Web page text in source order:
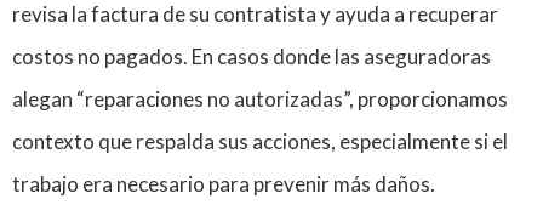
revisa la factura de su contratista y ayuda a recuperar
costos no pagados. En casos donde las aseguradoras
alegan “reparaciones no autorizadas”, proporcionamos
contexto que respalda sus acciones, especialmente si el
trabajo era necesario para prevenir más daños.